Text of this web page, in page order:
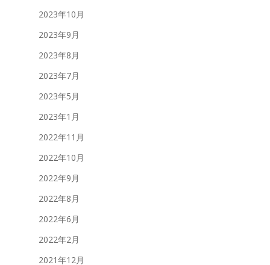
2023年10月
2023年9月
2023年8月
2023年7月
2023年5月
2023年1月
2022年11月
2022年10月
2022年9月
2022年8月
2022年6月
2022年2月
2021年12月